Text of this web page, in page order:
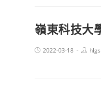
嶺東科技大
Post2022-03-18
Post